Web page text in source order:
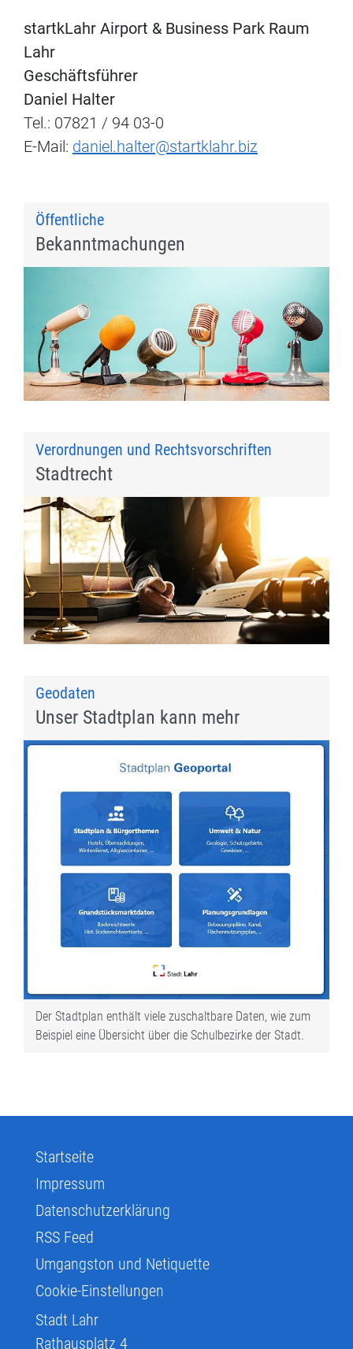
startkLahr Airport & Business Park Raum
Lahr
Geschäftsführer
Daniel Halter
Tel.: 07821 / 94 03-0
E-Mail: daniel.halter@startklahr.biz
Öffentliche
Bekanntmachungen
Verordnungen und Rechtsvorschriften
Stadtrecht
Geodaten
Unser Stadtplan kann mehr
Der Stadtplan enthält viele zuschaltbare Daten, wie zum
Beispiel eine Übersicht über die Schulbezirke der Stadt.
Startseite
Impressum
Datenschutzerklärung
RSS Feed
Umgangston und Netiquette
Cookie-Einstellungen
Stadt Lahr
Rathausplatz 4